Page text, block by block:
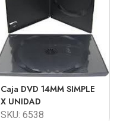
Caja DVD 14MM SIMPLE
X UNIDAD
SKU: 6538